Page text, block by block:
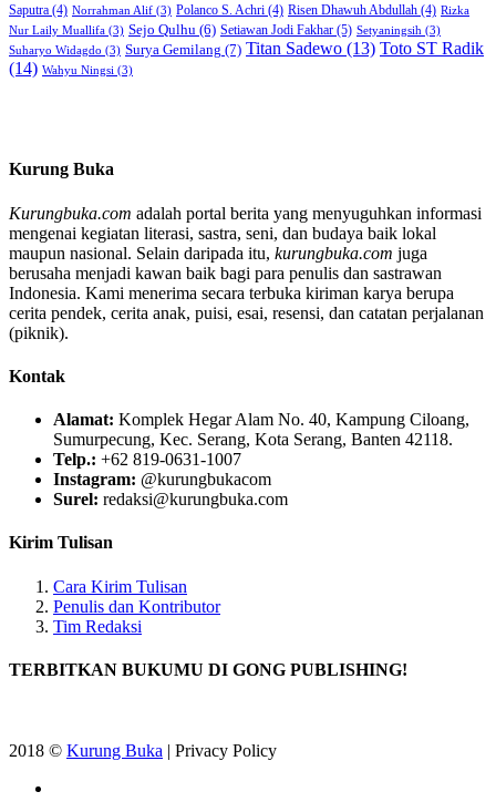
Saputra (4) Norrahman Alif (3) Polanco S. Achri (4) Risen Dhawuh Abdullah (4) Rizka
Nur Laily Muallifa (3) Sejo Qulhu (6) Setiawan Jodi Fakhar (5) Setyaningsih (3)
Suharyo Widagdo (3) Surya Gemilang (7) Titan Sadewo (13) Toto ST Radik
(14) Wahyu Ningsi (3)
Kurung Buka
Kurungbuka.com adalah portal berita yang menyuguhkan informasi
mengenai kegiatan literasi, sastra, seni, dan budaya baik lokal
maupun nasional. Selain daripada itu, kurungbuka.com juga
berusaha menjadi kawan baik bagi para penulis dan sastrawan
Indonesia. Kami menerima secara terbuka kiriman karya berupa
cerita pendek, cerita anak, puisi, esai, resensi, dan catatan perjalanan
(piknik).
Kontak
Alamat: Komplek Hegar Alam No. 40, Kampung Ciloang,
Sumurpecung, Kec. Serang, Kota Serang, Banten 42118.
Telp.: +62 819-0631-1007
Instagram: @kurungbukacom
Surel: redaksi@kurungbuka.com
Kirim Tulisan
Cara Kirim Tulisan
Penulis dan Kontributor
Tim Redaksi
TERBITKAN BUKUMU DI GONG PUBLISHING!
2018 © Kurung Buka | Privacy Policy